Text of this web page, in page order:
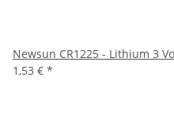
Newsun CR1225 - Lithium 3
1,53 € *